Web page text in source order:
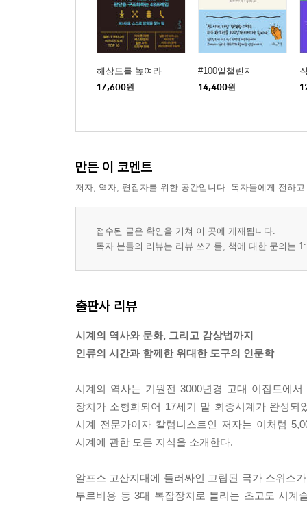
해상도를 높여라
17,600원
#100일챌린지
14,400원
만든 이 코멘트
저자, 역자, 편집자를 위한 공간입니다. 독자들에게 전하
접수된 글은 확인을 거쳐 이 곳에 게재됩니다.
독자 분들의 리뷰는 리뷰 쓰기를, 책에 대한 문의는
출판사 리뷰
시계의 역사와 문화, 그리고 감상법까지
인류의 시간과 함께한 위대한 도구의 인문학
시계의 역사는 기원전 3000년경 고대 이집트에
장치가 소형화되어 17세기 말 회중시계가 완성
시계 전문가이자 칼럼니스트인 저자는 이처럼
시계에 관한 모든 지식을 소개한다.
알프스 고산지대에 둘러싸인 고립된 국가 스위스
투르비용 등 3대 복잡장치로 불리는 초고도 시계